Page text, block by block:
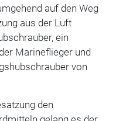
auf den Weg
aus der Luft
ein
Marineflieger und
von
den